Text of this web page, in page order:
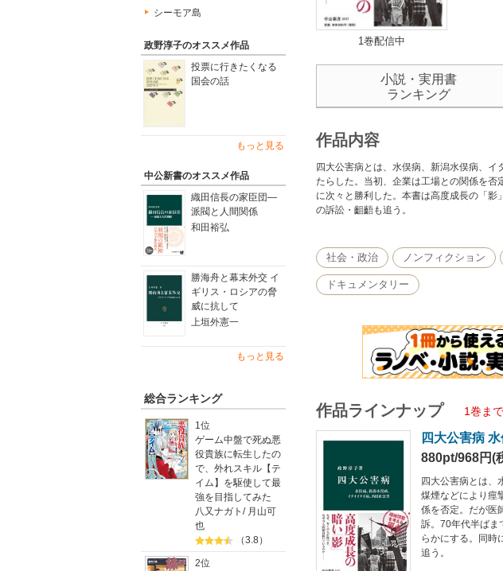
シーモア島
政野淳子のオススメ作品
投票に行きたくなる
国会の話
もっと見る
中公新書のオススメ作品
織田信長の家臣団―
派閥と人間関係
和田裕弘
勝海舟と幕末外交 イ
ギリス・ロシアの脅
威に抗して
上垣外憲一
もっと見る
総合ランキング
1位
ゲーム中盤で死ぬ悪
役貴族に転生したの
で、外れスキル【テ
イム】を駆使して最
強を目指してみた
八又ナガト / 月山可
也
（3.8）
2位
1巻配信中
小説・実用書
ランキング
作品内容
四大公害病とは、水俣病、新潟水俣病、
たらした。当初、企業は工場との関係を
に次々と勝利した。本書は高度成長の「影
の訴訟・齟齬も追う。
社会・政治 ノンフィクション
ドキュメンタリー
作品ラインナップ 1巻ま
四大公害病
880pt/968円(
四大公害病とは、
煤煙などにより痙
係を否定。だが医
訴。70年代半ばま
らかにする。同時
追う。